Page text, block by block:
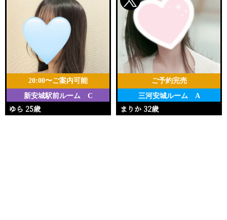
新安城駅前ルーム C
20:00〜ご案内可能
ゆら 25歳
三河安城ルーム A
ご予約完売
まりか 32歳